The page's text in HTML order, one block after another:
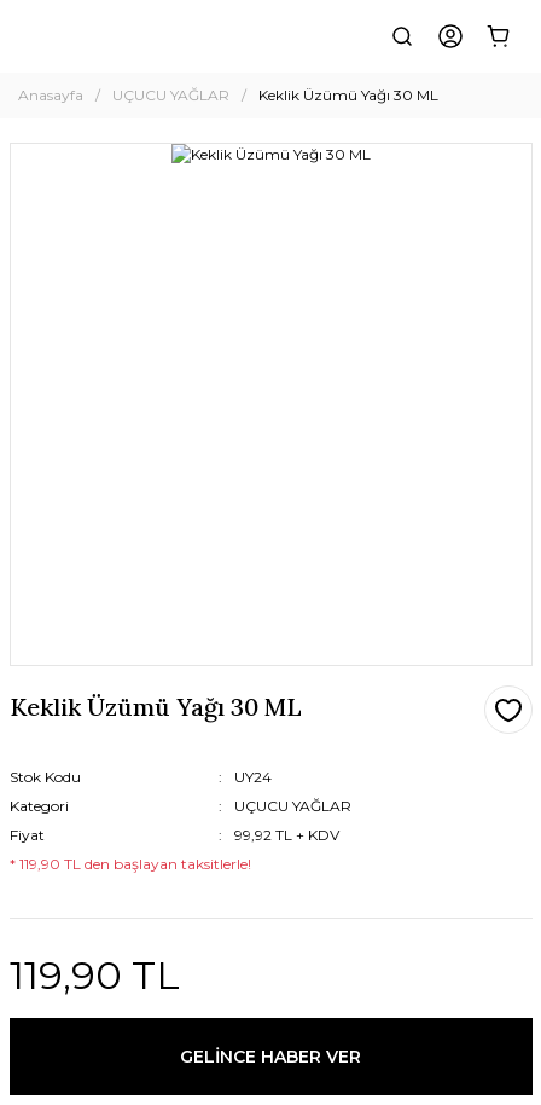
Anasayfa UÇUCU YAĞLAR Keklik Üzümü Yağı 30 ML
Keklik Üzümü Yağı 30 ML
Stok Kodu
UY24
Kategori
UÇUCU YAĞLAR
Fiyat
99,92 TL + KDV
* 119,90 TL den başlayan taksitlerle!
119,90 TL
GELİNCE HABER VER